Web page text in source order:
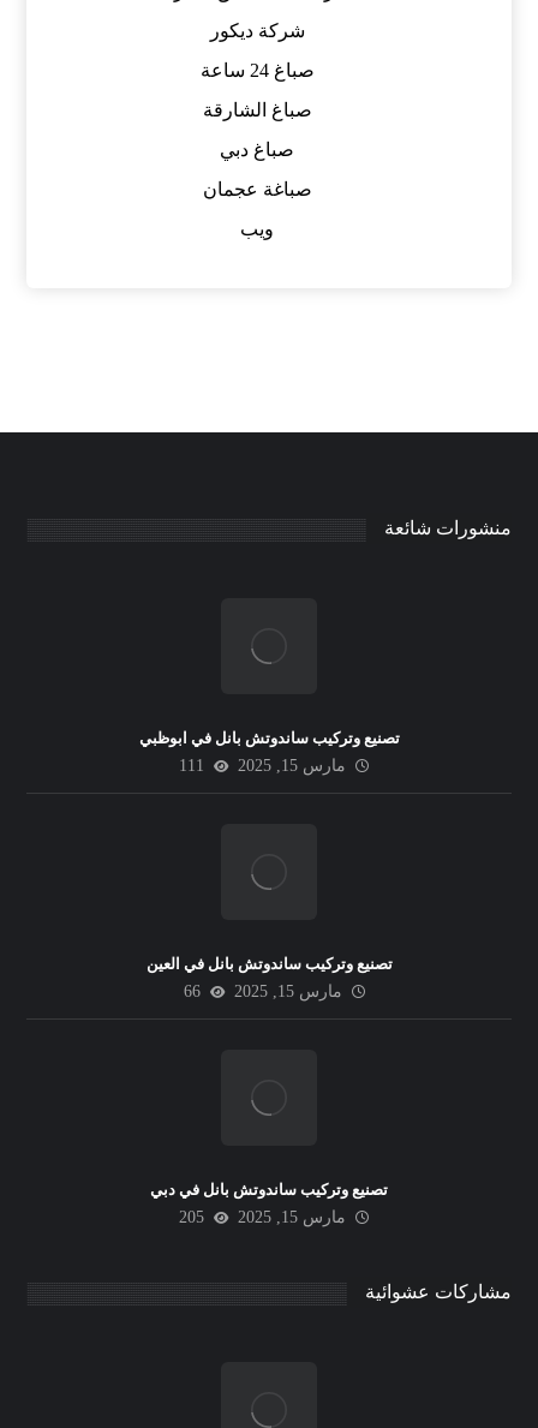
شركة ديكور
صباغ 24 ساعة
صباغ الشارقة
صباغ دبي
صباغة عجمان
ويب
منشورات شائعة
تصنيع وتركيب ساندوتش بانل في ابوظبي
مارس 15, 2025
111
تصنيع وتركيب ساندوتش بانل في العين
مارس 15, 2025
66
تصنيع وتركيب ساندوتش بانل في دبي
مارس 15, 2025
205
مشاركات عشوائية